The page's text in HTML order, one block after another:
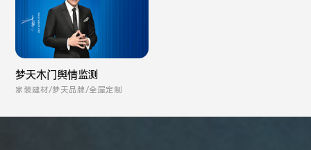
梦天木门舆情监测
家装建材/梦天品牌/全屋定制